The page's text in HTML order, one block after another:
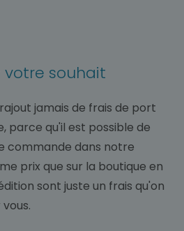
votre souhait
jamais de frais de port
parce qu'il est possible de
commande dans notre
prix que sur la boutique en
sont juste un frais qu'on